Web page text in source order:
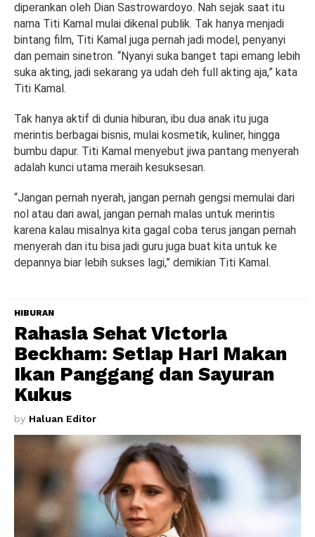
diperankan oleh Dian Sastrowardoyo. Nah sejak saat itu
nama Titi Kamal mulai dikenal publik. Tak hanya menjadi
bintang film, Titi Kamal juga pernah jadi model, penyanyi
dan pemain sinetron. “Nyanyi suka banget tapi emang lebih
suka akting, jadi sekarang ya udah deh full akting aja,” kata
Titi Kamal.
Tak hanya aktif di dunia hiburan, ibu dua anak itu juga
merintis berbagai bisnis, mulai kosmetik, kuliner, hingga
bumbu dapur. Titi Kamal menyebut jiwa pantang menyerah
adalah kunci utama meraih kesuksesan.
“Jangan pernah nyerah, jangan pernah gengsi memulai dari
nol atau dari awal, jangan pernah malas untuk merintis
karena kalau misalnya kita gagal coba terus jangan pernah
menyerah dan itu bisa jadi guru juga buat kita untuk ke
depannya biar lebih sukses lagi,” demikian Titi Kamal.
HIBURAN
Rahasia Sehat Victoria
Beckham: Setiap Hari Makan
Ikan Panggang dan Sayuran
Kukus
by Haluan Editor